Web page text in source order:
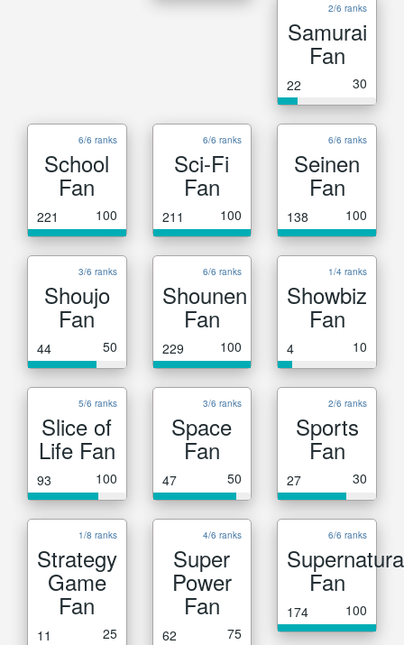
2/6 ranks
Samurai
Fan
22 30
6/6 ranks
School
Fan
221 100
6/6 ranks
Sci-Fi
Fan
211 100
6/6 ranks
Seinen
Fan
138 100
3/6 ranks
Shoujo
Fan
44 50
6/6 ranks
Shounen
Fan
229 100
1/4 ranks
Showbiz
Fan
4 10
5/6 ranks
Slice of
Life Fan
93 100
3/6 ranks
Space
Fan
47 50
2/6 ranks
Sports
Fan
27 30
1/8 ranks
Strategy
Game
Fan
11 25
4/6 ranks
Super
Power
Fan
62 75
6/6 ranks
Fan
174 100